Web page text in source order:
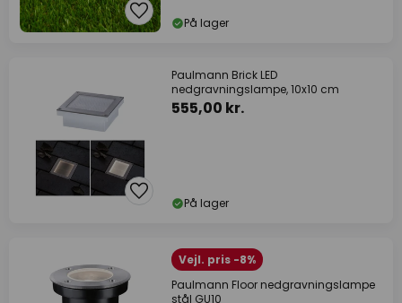
På lager
Paulmann Brick LED
nedgravningslampe, 10x10 cm
555,00 kr.
På lager
Vejl. pris -8%
Paulmann Floor nedgravningslampe
stål GU10